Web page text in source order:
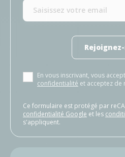
En vous inscrivant, vous
confidentialité et acceptez de
Ce formulaire est protégé par
confidentialité Google et les
s'appliquent.